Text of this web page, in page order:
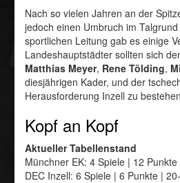
Nach so vielen Jahren an der
jedoch einen Umbruch im
sportlichen Leitung gab es einige
Landeshauptstädter sollten sich
Matthias Meyer, Rene Tölding,
diesjährigen Kader, und der
Herausforderung Inzell zu
Kopf an Kopf
Aktueller Tabellenstand
Münchner EK: 4 Spiele | 12
DEC Inzell: 6 Spiele | 6 Punkte |